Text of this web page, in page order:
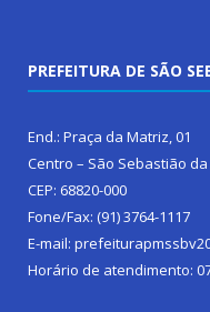
PREFEITURA DE SÃO
End.: Praça da Matriz, 01
Centro – São Sebastião da
CEP: 68820-000
Fone/Fax: (91) 3764-1117
E-mail:
Horário de atendimento: